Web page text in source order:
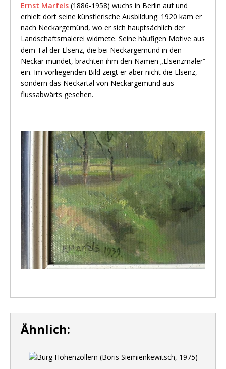
Ernst Marfels (1886-1958) wuchs in Berlin auf und
erhielt dort seine künstlerische Ausbildung. 1920 kam er
nach Neckargemünd, wo er sich hauptsächlich der
Landschaftsmalerei widmete. Seine häufigen Motive aus
dem Tal der Elsenz, die bei Neckargemünd in den
Neckar mündet, brachten ihm den Namen „Elsenzmaler“
ein. Im vorliegenden Bild zeigt er aber nicht die Elsenz,
sondern das Neckartal von Neckargemünd aus
flussabwärts gesehen.
Ähnlich: